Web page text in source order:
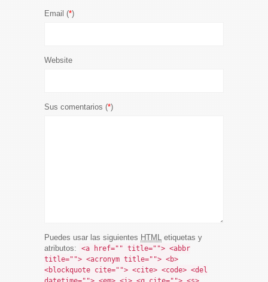
Email (*)
Website
Sus comentarios (*)
Puedes usar las siguientes HTML etiquetas y
atributos:
<a href="" title=""> <abbr
title=""> <acronym title=""> <b>
<blockquote cite=""> <cite> <code> <del